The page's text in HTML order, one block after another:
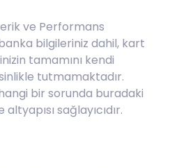
ve Performans
bilgileriniz dahil, kart
tamamını kendi
tutmamaktadır.
bir sorunda buradaki
sağlayıcıdır.